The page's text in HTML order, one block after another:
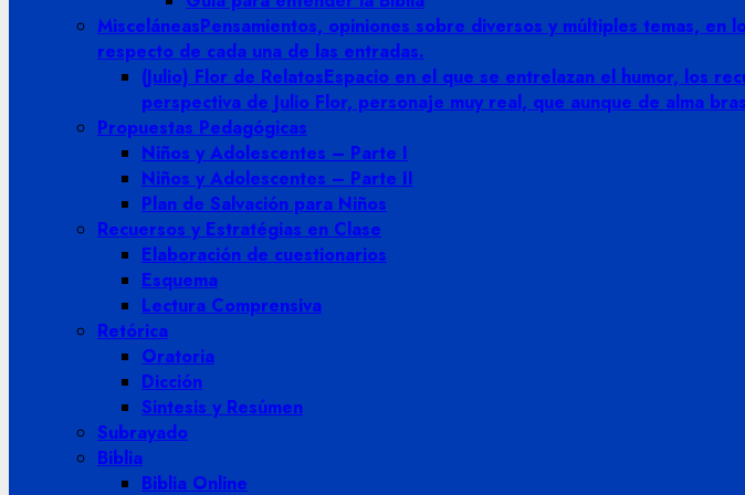
MisceláneasPensamientos, opiniones sobre diversos y múltiples temas,
respecto de cada una de las entradas.
(Julio) Flor de RelatosEspacio en el que se entrelazan el humor, los
perspectiva de Julio Flor, personaje muy real, que aunque de alma
Propuestas Pedagógicas
Niños y Adolescentes – Parte I
Niños y Adolescentes – Parte II
Plan de Salvación para Niños
Recuersos y Estratégias en Clase
Elaboración de cuestionarios
Esquema
Lectura Comprensiva
Retórica
Oratoria
Dicción
Sintesis y Resúmen
Subrayado
Biblia
Biblia Online